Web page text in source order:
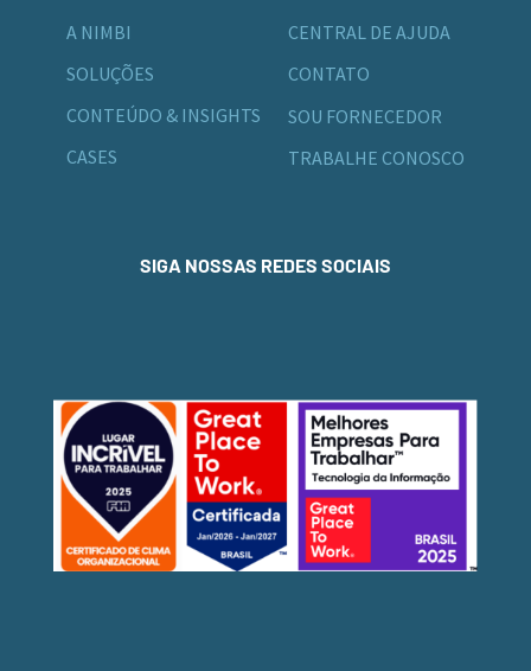
A NIMBI
SOLUÇÕES
CONTEÚDO & INSIGHTS
CASES
CENTRAL DE AJUDA
CONTATO
SOU FORNECEDOR
TRABALHE CONOSCO
SIGA NOSSAS REDES SOCIAIS